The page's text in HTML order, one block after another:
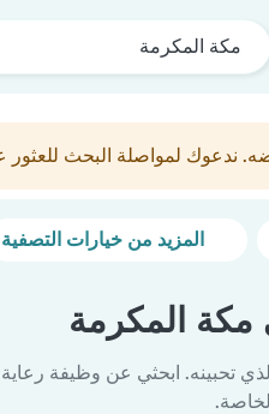
مكة المكرمة
ندعوك لمواصلة البحث
المكرمة
تحبينه. ابحثي عن وظيفة رعاية